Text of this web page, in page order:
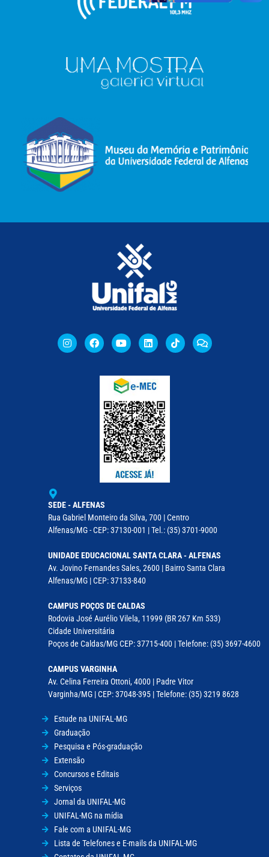
SEDE - ALFENAS
Rua Gabriel Monteiro da Silva, 700 | Centro
Alfenas/MG - CEP: 37130-001 | Tel.: (35) 3701-9000
UNIDADE EDUCACIONAL SANTA CLARA - ALFENAS
Av. Jovino Fernandes Sales, 2600 | Bairro Santa Clara
Alfenas/MG | CEP: 37133-840
CAMPUS POÇOS DE CALDAS
Rodovia José Aurélio Vilela, 11999 (BR 267 Km 533)
Cidade Universitária
Poços de Caldas/MG CEP: 37715-400 | Telefone: (35) 3697-4600
CAMPUS VARGINHA
Av. Celina Ferreira Ottoni, 4000 | Padre Vitor
Varginha/MG | CEP: 37048-395 | Telefone: (35) 3219 8628
Estude na UNIFAL-MG
Graduação
Pesquisa e Pós-graduação
Extensão
Concursos e Editais
Serviços
Jornal da UNIFAL-MG
UNIFAL-MG na mídia
Fale com a UNIFAL-MG
Lista de Telefones e E-mails da UNIFAL-MG